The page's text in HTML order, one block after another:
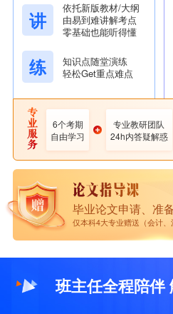
学前教育
专业优势
考试难度较低 政策
可报考地区 湖南...[咨询了解详情
护理学
广东、江苏、上海
西...[更多地区欢迎咨
讲
依托新版教材/大纲
由易到难讲解考点
零基础也能听得懂
练
知识点随堂演练
轻松Get重点难点
6个考期
自由学习
专业教研团队
24h内答疑解惑
毕业论文申请、准
仅本科4大专业赠送（会计、
班主任全程陪伴